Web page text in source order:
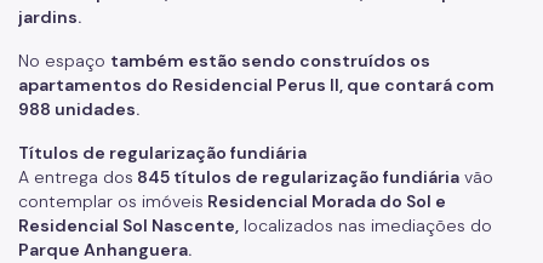
jardins.
No espaço também estão sendo construídos os
apartamentos do Residencial Perus II, que contará com
988 unidades.
Títulos de regularização fundiária
A entrega dos 845 títulos de regularização fundiária vão
contemplar os imóveis Residencial Morada do Sol e
Residencial Sol Nascente, localizados nas imediações do
Parque Anhanguera.